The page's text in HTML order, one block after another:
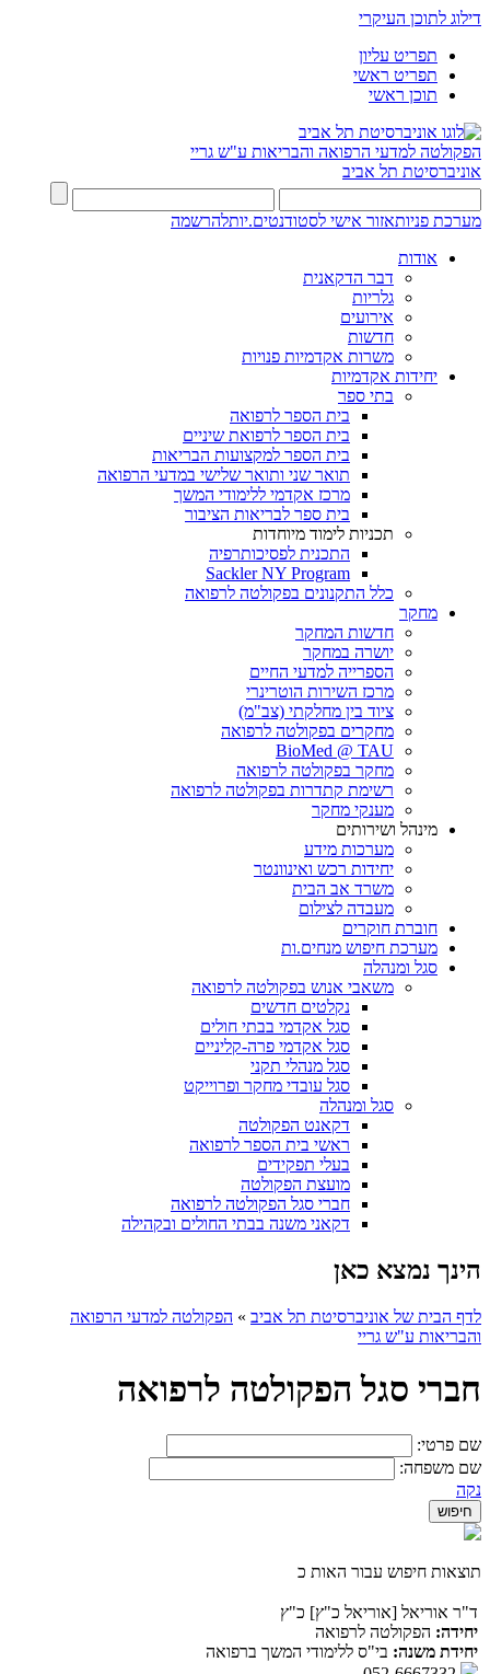
דילוג לתוכן העיקרי
תפריט עליון
תפריט ראשי
תוכן ראשי
הפקולטה למדעי הרפואה והבריאות ע"ש גריי
אוניברסיטת תל אביב
מערכת פניותאזור אישי לסטודנטים.יותלהרשמה
אודות
דבר הדקאנית
גלריות
אירועים
חדשות
משרות אקדמיות פנויות
יחידות אקדמיות
בתי ספר
בית הספר לרפואה
בית הספר לרפואת שיניים
בית הספר למקצועות הבריאות
תואר שני ותואר שלישי במדעי הרפואה
מרכז אקדמי ללימודי המשך
בית ספר לבריאות הציבור
תכניות לימוד מיוחדות
התכנית לפסיכותרפיה
Sackler NY Program
כלל התקנונים בפקולטה לרפואה
מחקר
חדשות המחקר
יושרה במחקר
הספרייה למדעי החיים
מרכז השירות הוטרינרי
ציוד בין מחלקתי (צב"מ)
מחקרים בפקולטה לרפואה
BioMed @ TAU
מחקר בפקולטה לרפואה
רשימת קתדרות בפקולטה לרפואה
מענקי מחקר
מינהל ושירותים
מערכות מידע
יחידות רכש ואינוונטר
משרד אב הבית
מעבדה לצילום
חוברת חוקרים
מערכת חיפוש מנחים.ות
סגל ומנהלה
משאבי אנוש בפקולטה לרפואה
נקלטים חדשים
סגל אקדמי בבתי חולים
סגל אקדמי פרה-קליניים
סגל מנהלי תקני
סגל עובדי מחקר ופרוייקט
סגל ומנהלה
דקאנט הפקולטה
ראשי בית הספר לרפואה
בעלי תפקידים
מועצת הפקולטה
חברי סגל הפקולטה לרפואה
דקאני משנה בבתי החולים ובקהילה
הינך נמצא כאן
לדף הבית של אוניברסיטת תל אביב » הפקולטה למדעי הרפואה
והבריאות ע"ש גריי
חברי סגל הפקולטה לרפואה
שם פרטי:
שם משפחה:
נקה
תוצאות חיפוש עבור האות כ
ד"ר אוריאל [אוריאל כ"ץ] כ"ץ
יחידה: הפקולטה לרפואה
יחידת משנה: בי"ס ללימודי המשך ברפואה